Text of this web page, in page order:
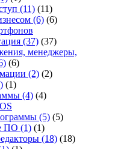
(11) (11)
(6) (6)
(37) (37)
менеджеры,
(6)
(2) (2)
(1)
(4) (4)
(5) (5)
ПО (1) (1)
(18) (18)